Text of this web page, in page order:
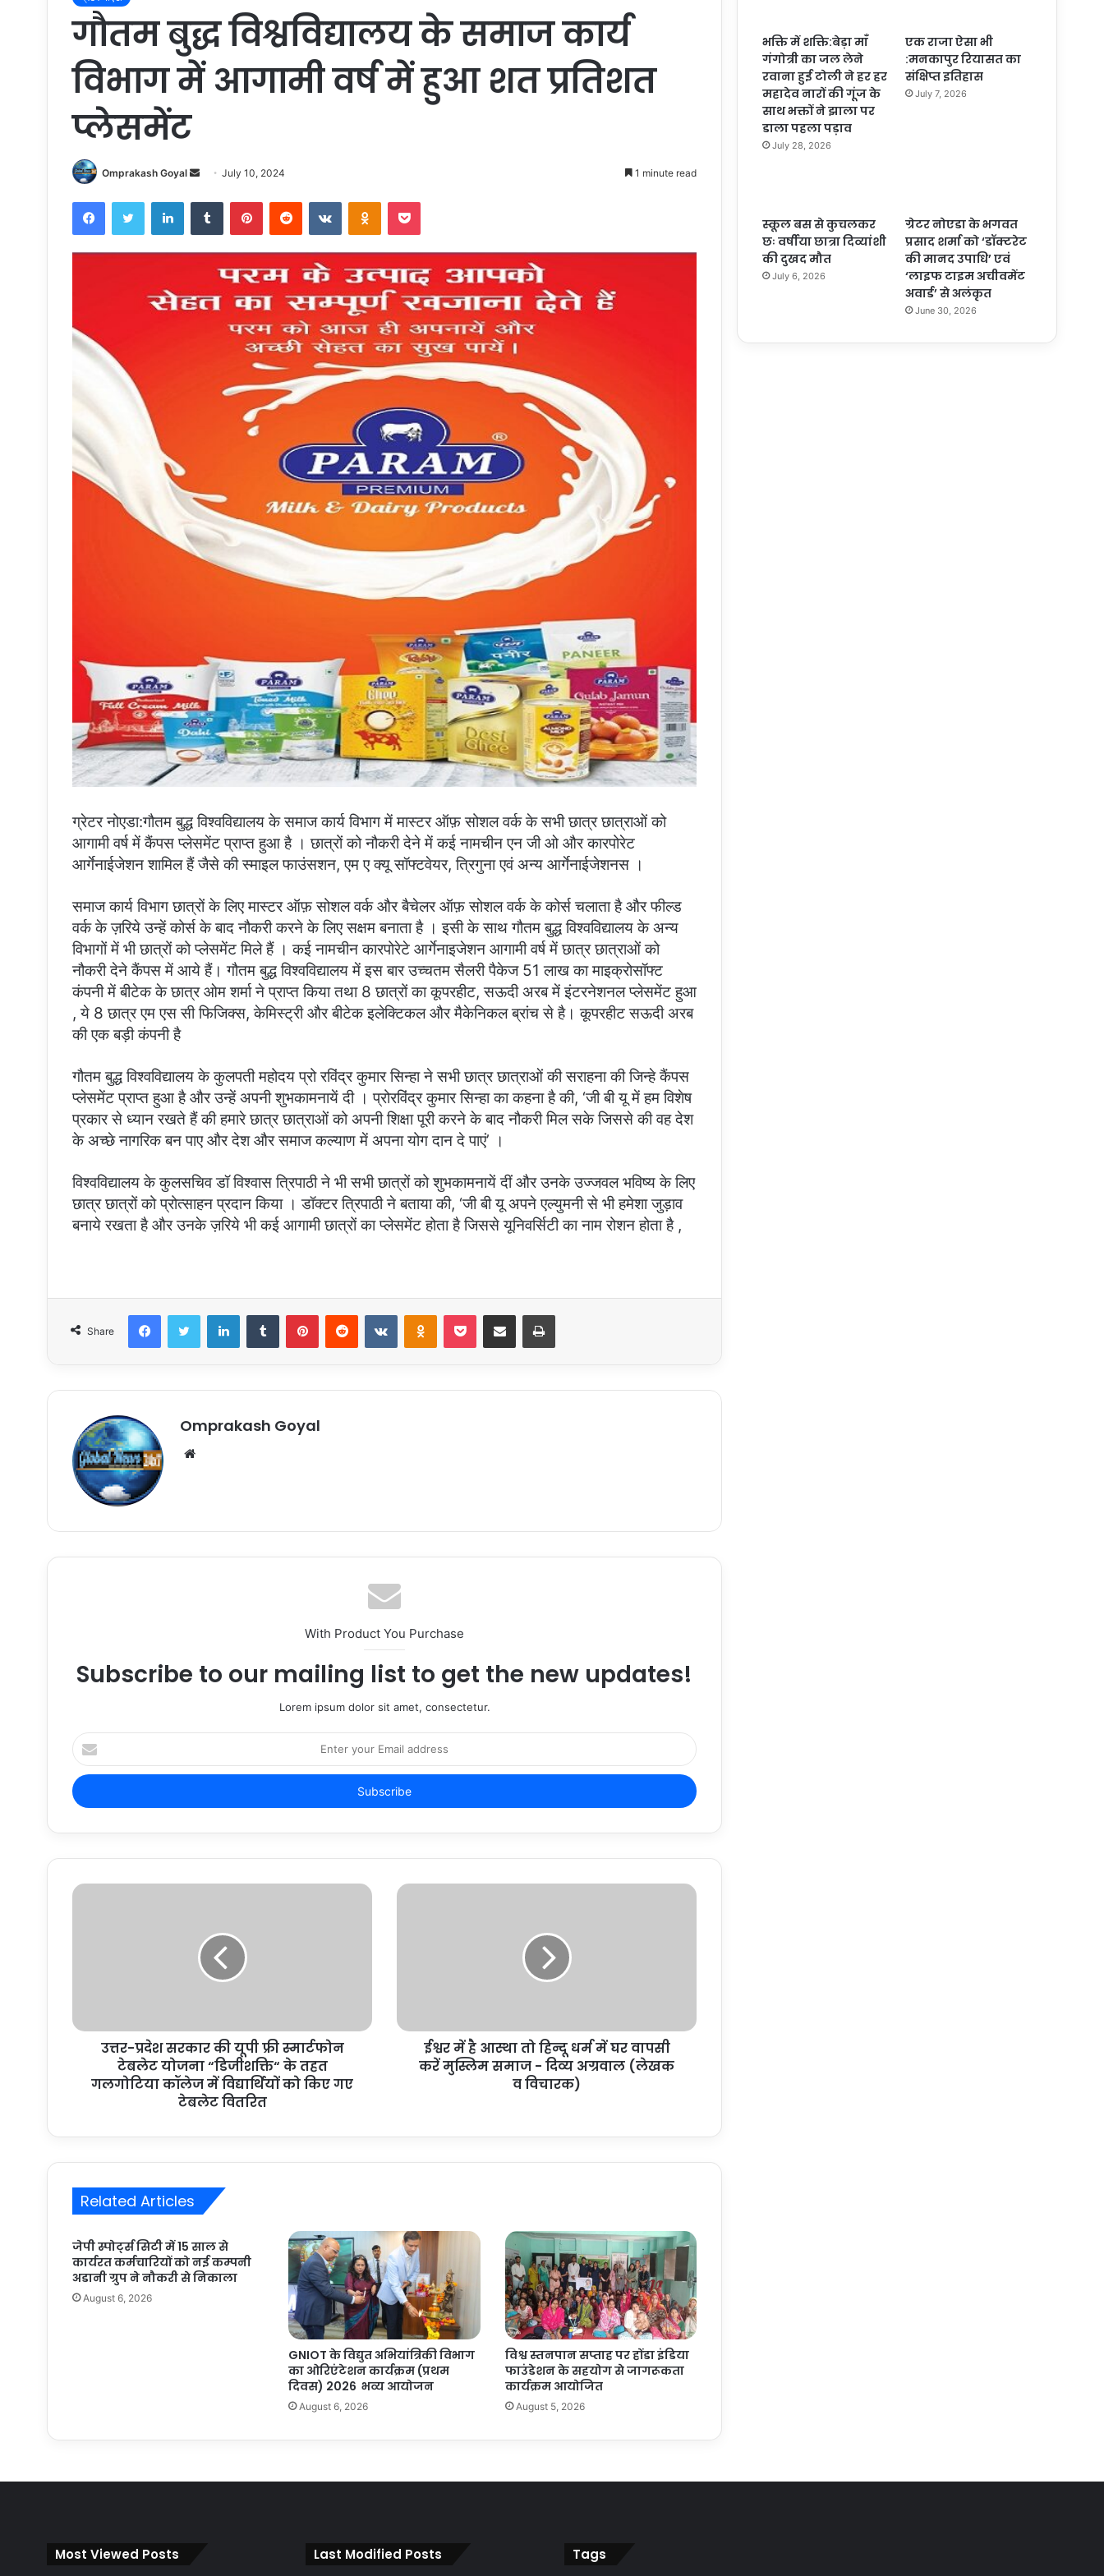
गौतम बुद्ध विश्वविद्यालय के समाज कार्य
विभाग में आगामी वर्ष में हुआ शत प्रतिशत
प्लेसमेंट
Omprakash Goyal
Send
email
July 10, 2024 1 minute read
FacebookTwitter LinkedInTumblr PinterestReddit VKontakteOdnoklassniki
Pocket
ग्रेटर नोएडा:गौतम बुद्ध विश्वविद्यालय के समाज कार्य विभाग में मास्टर ऑफ़ सोशल वर्क के सभी छात्र छात्राओं को
आगामी वर्ष में कैंपस प्लेसमेंट प्राप्त हुआ है । छात्रों को नौकरी देने में कई नामचीन एन जी ओ और कारपोरेट
आर्गेनाईजेशन शामिल हैं जैसे की स्माइल फाउंसशन, एम ए क्यू सॉफ्टवेयर, त्रिगुना एवं अन्य आर्गेनाईजेशनस ।
समाज कार्य विभाग छात्रों के लिए मास्टर ऑफ़ सोशल वर्क और बैचेलर ऑफ़ सोशल वर्क के कोर्स चलाता है और फील्ड
वर्क के ज़रिये उन्हें कोर्स के बाद नौकरी करने के लिए सक्षम बनाता है । इसी के साथ गौतम बुद्ध विश्वविद्यालय के अन्य
विभागों में भी छात्रों को प्लेसमेंट मिले हैं । कई नामचीन कारपोरेटे आर्गेनाइजेशन आगामी वर्ष में छात्र छात्राओं को
नौकरी देने कैंपस में आये हैं। गौतम बुद्ध विश्वविद्यालय में इस बार उच्चतम सैलरी पैकेज 51 लाख का माइक्रोसॉफ्ट
कंपनी में बीटेक के छात्र ओम शर्मा ने प्राप्त किया तथा 8 छात्रों का कूपरहीट, सऊदी अरब में इंटरनेशनल प्लेसमेंट हुआ
, ये 8 छात्र एम एस सी फिजिक्स, केमिस्ट्री और बीटेक इलेक्टिकल और मैकेनिकल ब्रांच से है। कूपरहीट सऊदी अरब
की एक बड़ी कंपनी है
गौतम बुद्ध विश्वविद्यालय के कुलपती महोदय प्रो रविंद्र कुमार सिन्हा ने सभी छात्र छात्राओं की सराहना की जिन्हे कैंपस
प्लेसमेंट प्राप्त हुआ है और उन्हें अपनी शुभकामनायें दी । प्रोरविंद्र कुमार सिन्हा का कहना है की, ‘जी बी यू में हम विशेष
प्रकार से ध्यान रखते हैं की हमारे छात्र छात्राओं को अपनी शिक्षा पूरी करने के बाद नौकरी मिल सके जिससे की वह देश
के अच्छे नागरिक बन पाए और देश और समाज कल्याण में अपना योग दान दे पाएं’ ।
विश्वविद्यालय के कुलसचिव डॉ विश्वास त्रिपाठी ने भी सभी छात्रों को शुभकामनायें दीं और उनके उज्जवल भविष्य के लिए
छात्र छात्रों को प्रोत्साहन प्रदान किया । डॉक्टर त्रिपाठी ने बताया की, ‘जी बी यू अपने एल्युमनी से भी हमेशा जुड़ाव
बनाये रखता है और उनके ज़रिये भी कई आगामी छात्रों का प्लेसमेंट होता है जिससे यूनिवर्सिटी का नाम रोशन होता है ,
Share
FacebookTwitter LinkedInTumblr PinterestReddit VKontakteOdnoklassniki
Pocket Share via Email Print
Omprakash Goyal
Website
With Product You Purchase
Subscribe to our mailing list to get the new updates!
Lorem ipsum dolor sit amet, consectetur.
Enter
your
Email
address
उत्तर-प्रदेश सरकार की यूपी फ्री स्मार्टफोन
टेबलेट योजना “डिजीशक्ति“ के तहत
गलगोटिया कॉलेज में विद्यार्थियों को किए गए
टेबलेट वितरित
ईश्वर में है आस्था तो हिन्दू धर्म में घर वापसी
करें मुस्लिम समाज - दिव्य अग्रवाल (लेखक
व विचारक)
Related Articles
जेपी स्पोर्ट्स सिटी में 15 साल से
कार्यरत कर्मचारियों को नई कम्पनी
अडानी ग्रुप ने नौकरी से निकाला
August 6, 2026
GNIOT के विद्युत अभियांत्रिकी विभाग
का ओरिएंटेशन कार्यक्रम (प्रथम
दिवस) 2026 भव्य आयोजन
August 6, 2026
विश्व स्तनपान सप्ताह पर होंडा इंडिया
फाउंडेशन के सहयोग से जागरूकता
कार्यक्रम आयोजित
August 5, 2026
भक्ति में शक्ति:बेड़ा माँ
गंगोत्री का जल लेने
रवाना हुई टोली ने हर हर
महादेव नारों की गूंज के
साथ भक्तों ने झाला पर
डाला पहला पड़ाव
July 28, 2026
एक राजा ऐसा भी
:मनकापुर रियासत का
संक्षिप्त इतिहास
July 7, 2026
स्कूल बस से कुचलकर
छः वर्षीया छात्रा दिव्यांशी
की दुखद मौत
July 6, 2026
ग्रेटर नोएडा के भगवत
प्रसाद शर्मा को ‘डॉक्टरेट
की मानद उपाधि’ एवं
‘लाइफ टाइम अचीवमेंट
अवार्ड’ से अलंकृत
June 30, 2026
Most Viewed Posts Last Modified Posts Tags